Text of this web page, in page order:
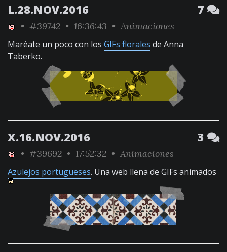
L.28.NOV.2016 7
• #39742 • 16:36:43 • Animaciones
Maréate un poco con los GIFs florales de Anna
Taberko.
X.16.NOV.2016 3
• #39692 • 17:52:32 • Animaciones
Azulejos portugueses. Una web llena de GIFs animados